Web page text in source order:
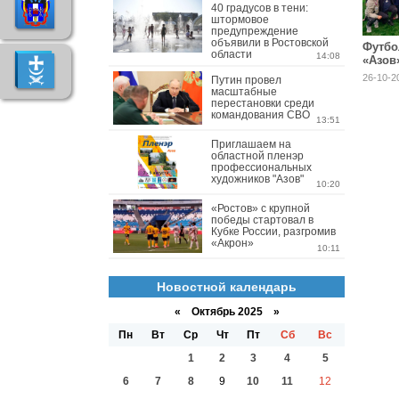
26-10-
40 градусов в тени:
штормовое
предупреждение
объявили в Ростовской
области
14:08
Путин провел
масштабные
перестановки среди
командования СВО
13:51
Приглашаем на
областной пленэр
профессиональных
художников "Азов"
10:20
«Ростов» с крупной
победы стартовал в
Кубке России, разгромив
«Акрон»
10:11
Новостной календарь
« Октябрь 2025 »
Пн
Вт Ср Чт Пт Сб
Вс
1
2 3 4
5
6
7 8 9 10 11
12